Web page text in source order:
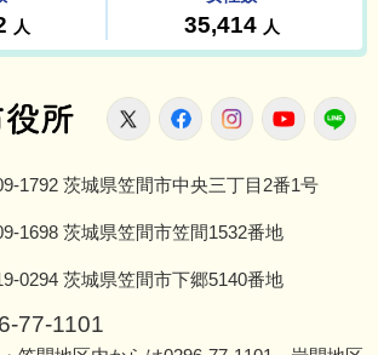
笠間市役所
X FacebookInstagram
1792 茨城県笠間市中央三丁目2番1号
1698 茨城県笠間市笠間1532番地
0294 茨城県笠間市下郷5140番地
77-1101